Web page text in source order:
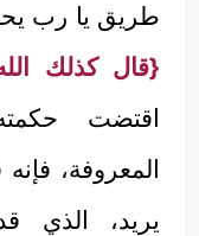
طريق يا رب
{قال كذلك
اقتضت
المعروفة،
يريد، الذي